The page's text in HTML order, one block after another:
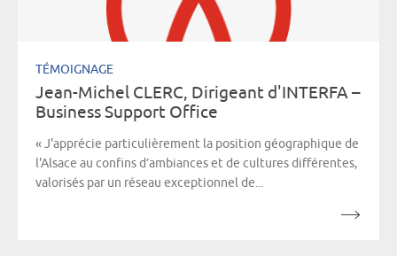
TÉMOIGNAGE
Jean-Michel CLERC, Dirigeant d'INTERFA –
Business Support Office
« J'apprécie particulièrement la position géographique de
l'Alsace au confins d’ambiances et de cultures différentes,
valorisés par un réseau exceptionnel de...